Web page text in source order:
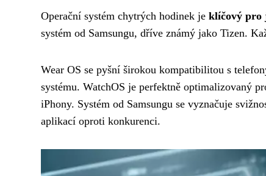
Operační systém chytrých hodinek je klíčový pro
systém od Samsungu, dříve známý jako Tizen.
Wear OS se pyšní širokou kompatibilitou s
systému. WatchOS je perfektně optimalizovaný
iPhony. Systém od Samsungu se vyznačuje
aplikací oproti konkurenci.